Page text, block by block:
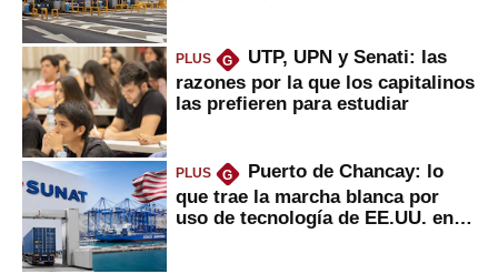
PLUS G
UTP, UPN y Senati: las
razones por la que los capitalinos
las prefieren para estudiar
PLUS G
Puerto de Chancay: lo
que trae la marcha blanca por
uso de tecnología de EE.UU. en